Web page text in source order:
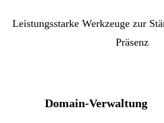
Leistungsstarke Werkzeuge zur
Präsenz
Domain-Verwaltung